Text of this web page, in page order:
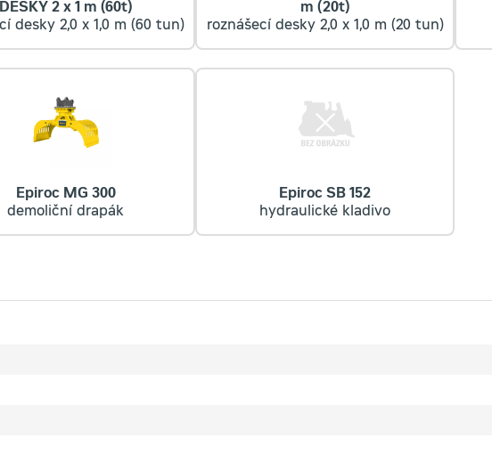
DESKY 2 x 1 m (60t)
desky 2,0 x 1,0 m (60 tun)
m (20t)
roznášecí desky 2,0 x 1,0 m (20 tun)
Epiroc MG 300
demoliční drapák
Epiroc SB 152
hydraulické kladivo